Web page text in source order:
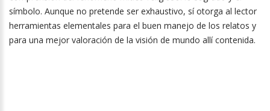
símbolo. Aunque no pretende ser exhaustivo, sí otorga al lector
herramientas elementales para el buen manejo de los relatos y
para una mejor valoración de la visión de mundo allí contenida.